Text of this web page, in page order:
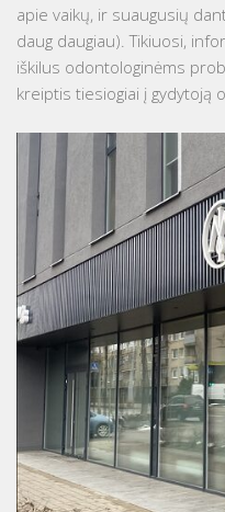
apie vaikų, ir suaugusių
daug daugiau). Tikiuosi,
iškilus odontologinėms
kreiptis tiesiogiai į gydytoją